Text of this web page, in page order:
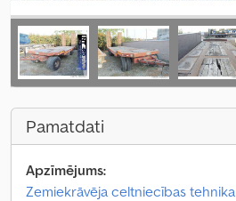
Pamatdati
Apzīmējums:
Zemiekrāvēja celtniecības tehnika